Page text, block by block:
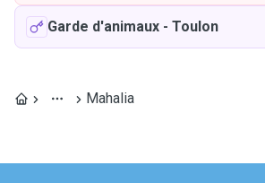
Garde d'animaux - Toulon
Mahalia